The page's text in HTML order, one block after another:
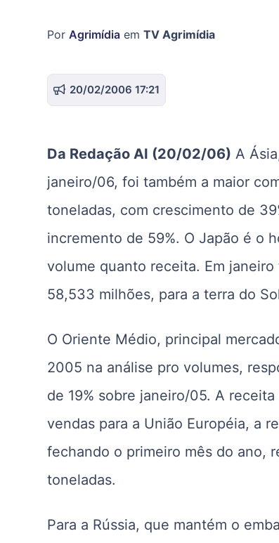
Por Agrimídia em TV Agrimídia
20/02/2006 17:21
Da Redação AI (20/02/06) A
janeiro/06, foi também a maior
toneladas, com crescimento de
incremento de 59%. O Japão é o
volume quanto receita. Em
58,533 milhões, para a terra do
O Oriente Médio, principal
2005 na análise pro volumes,
de 19% sobre janeiro/05. A
vendas para a União Européia, a
fechando o primeiro mês do ano,
toneladas.
Para a Rússia, que mantém o